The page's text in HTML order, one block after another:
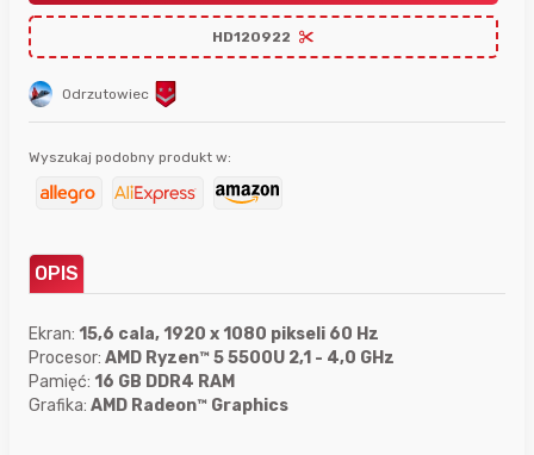
Odrzutowiec
HD120922
Wyszukaj podobny produkt w:
OPIS
Ekran: 15,6 cala, 1920 x 1080 pikseli 60 Hz
Procesor: AMD Ryzen™ 5 5500U 2,1 - 4,0 GHz
Pamięć: 16 GB DDR4 RAM
Grafika: AMD Radeon™ Graphics